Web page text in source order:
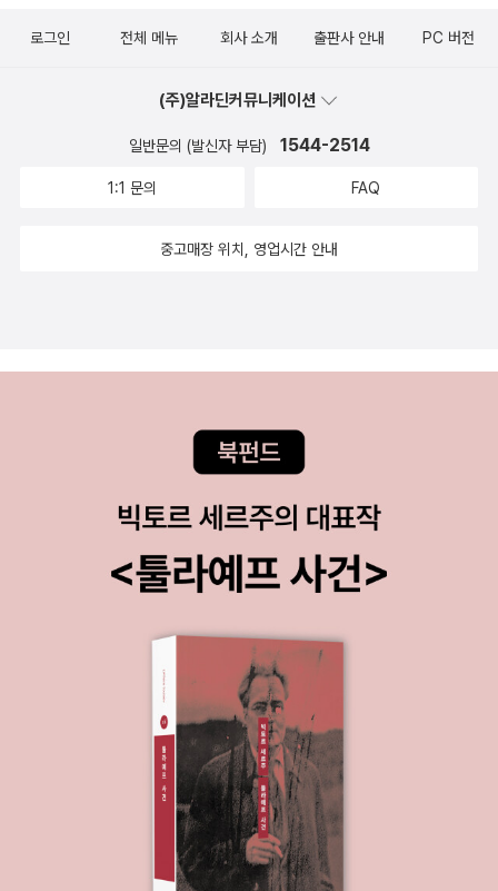
책을 읽고 나면 이런 도움을 줘요.1. 아이패드를 처음 구매하는 경우
기능 중에서 나에게 맞는 설정으로 나만의 아이패드로 만들 수 있어
요.3. 배경화면, 잠금 화면도 깔끔하게 정리하고 사용할 수 있어요.4.
패드 기본 앱들을 잘 활용하게 돼서 나의 시간과 노력을 절약해 줘요.
드의 무분별한 사용을 제한할 수 있어요.7. 아이패드 사용하다가 발생
과 설정들을 명확하게 알 수 있게 해줘요.책을 보면서 하나하나 설정
을 해 나가다 보면 기본기가 쌓이게 되고 자꾸 보면서 또 설정을 이것
저것 손대다 보면 자신감도 생깁니다.이 책은 초등학생부터 엄마들까
처럼 활용을 잘 못하고 있거나, 아이들과 교육용으로 아이패드를 구
잘 모르겠다고 하시는 분들의 고민을 한 번에 해결해 드릴 이 책 꼭꼭
보시길 추천드려요!저처럼 시간 낭비하는 일 없이 빠르게 아이패드와
친해지실 수 있을 거랍니다!
로그인 전체 메뉴 회사 소개 출판사 안내 PC 버전
(주)알라딘커뮤니케이션
일반문의 (발신자 부담) 1544-2514
1:1 문의 FAQ
중고매장 위치, 영업시간 안내